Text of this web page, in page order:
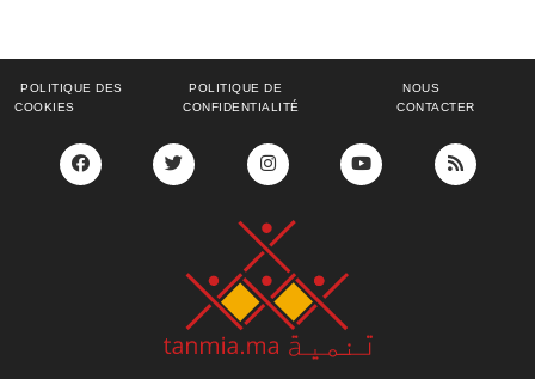
POLITIQUE DES
COOKIES
POLITIQUE DE
CONFIDENTIALITÉ
NOUS
CONTACTER